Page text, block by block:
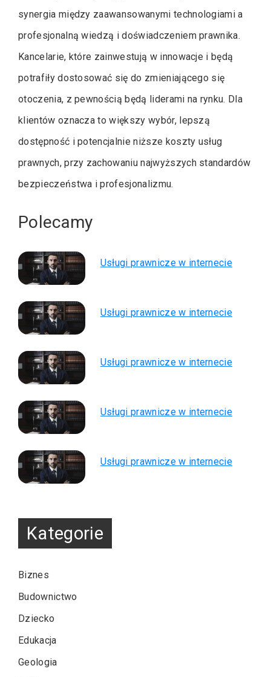
synergia między zaawansowanymi technologiami a
profesjonalną wiedzą i doświadczeniem prawnika.
Kancelarie, które zainwestują w innowacje i będą
potrafiły dostosować się do zmieniającego się
otoczenia, z pewnością będą liderami na rynku. Dla
klientów oznacza to większy wybór, lepszą
dostępność i potencjalnie niższe koszty usług
prawnych, przy zachowaniu najwyższych standardów
bezpieczeństwa i profesjonalizmu.
Polecamy
Usługi prawnicze w internecie
Usługi prawnicze w internecie
Usługi prawnicze w internecie
Usługi prawnicze w internecie
Usługi prawnicze w internecie
Kategorie
Biznes
Budownictwo
Dziecko
Edukacja
Geologia